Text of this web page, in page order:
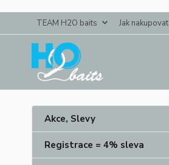
TEAM H2O baits Jak nakupovat
Akce, Slevy
Registrace = 4% sleva